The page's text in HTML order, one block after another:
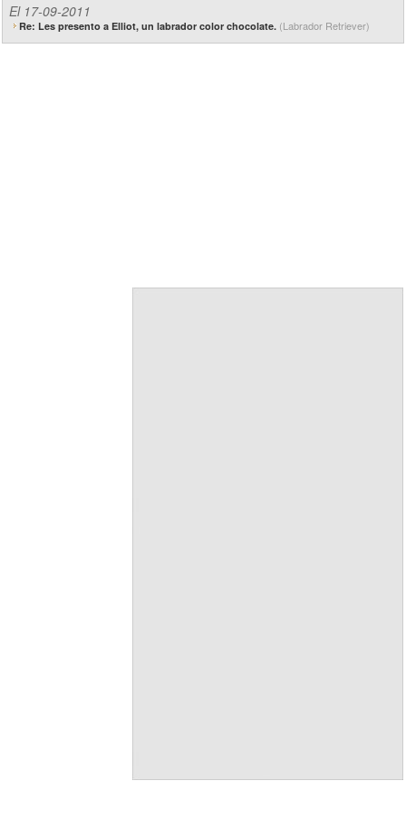
El 17-09-2011
Re: Les presento a Elliot, un labrador color chocolate. (Labrador Retriever)